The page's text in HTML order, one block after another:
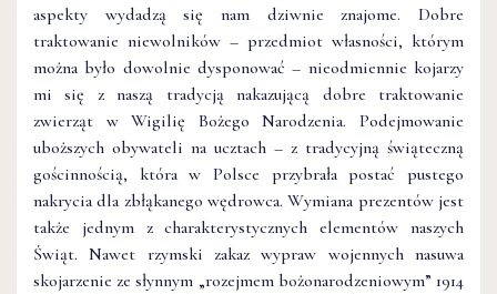
aspekty wydadzą się nam dziwnie znajome. Dobre
traktowanie niewolników – przedmiot własności, którym
można było dowolnie dysponować – nieodmiennie kojarzy
mi się z naszą tradycją nakazującą dobre traktowanie
zwierząt w Wigilię Bożego Narodzenia. Podejmowanie
uboższych obywateli na ucztach – z tradycyjną świąteczną
gościnnością, która w Polsce przybrała postać pustego
nakrycia dla zbłąkanego wędrowca. Wymiana prezentów jest
także jednym z charakterystycznych elementów naszych
Świąt. Nawet rzymski zakaz wypraw wojennych nasuwa
skojarzenie ze słynnym „rozejmem bożonarodzeniowym” 1914